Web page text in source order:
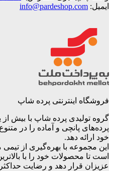
ایمیل:info@pardeshop.com
فروشگاه اینترنتی پرده شاپ
گروه تولیدی پرده شاپ با بیش از
پرده‌های پانچی و آماده را در
خود ارائه دهد.
این مجموعه با بهره‌گیری از
است تا محصولات خود را با
عزیزان قرار دهد و رضایت